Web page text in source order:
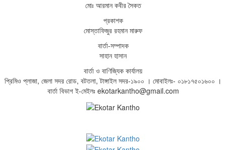
মোঃ আরমান কবীর সৈকত
প্রকাশক
মোস্তাফিজুর রহমান মারুফ
বার্তা-সম্পাদক
সাহান হাসান
বার্তা ও বাণিজ্যিক কার্যালয়
প্রিমিও প্লাজা, জেলা সদর রোড, বটতলা, টাঙ্গাইল সদর-১৯০০ । মোবাইলঃ- ০১৮১৭৫০১৬০০ ।
বার্তা বিভাগ ই-মেইলঃ ekotarkantho@gmail.com